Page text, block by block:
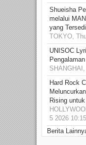
Shueisha
melalui
yang
TOKYO,
UNISOC
Hard Rock
Rising
5 2026
Berita